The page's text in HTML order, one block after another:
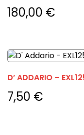
180,00 €
D’ ADDARIO –
7,50 €